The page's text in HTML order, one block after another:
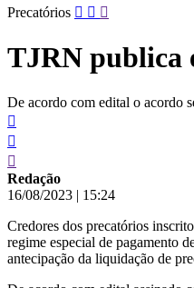
Pular
conteúdo
Precatórios
TJRN publica
De acordo com edital o acordo
Redação
16/08/2023 | 15:24
Credores dos precatórios
regime especial de pagamento
antecipação da liquidação de